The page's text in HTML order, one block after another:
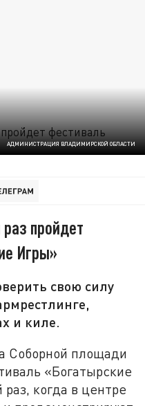
АДМИНИСТРАЦИЯ ВЛАДИМИРСКОЙ ОБЛАСТИ
пройдет
Игры»
свою силу
и киле.
Соборной площади
«Богатырские
когда в центре